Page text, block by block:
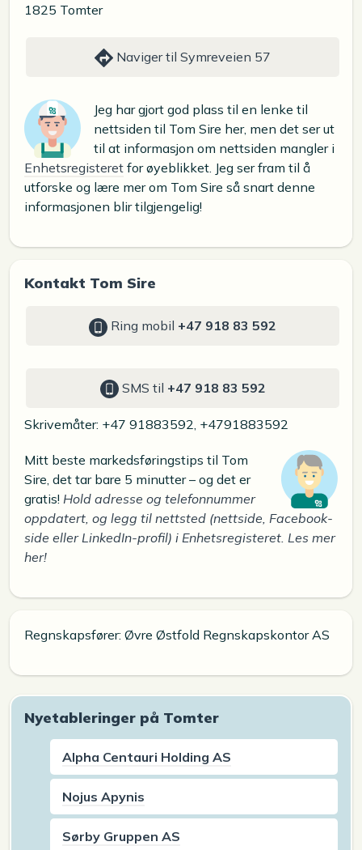
1825 Tomter
Naviger til Symreveien 57
Jeg har gjort god plass til en lenke til
nettsiden til Tom Sire her, men det ser ut
til at informasjon om nettsiden mangler i
Enhetsregisteret for øyeblikket. Jeg ser fram til å
utforske og lære mer om Tom Sire så snart denne
informasjonen blir tilgjengelig!
Kontakt Tom Sire
Ring mobil +47 918 83 592
SMS til +47 918 83 592
Skrivemåter: +47 91883592, +4791883592
Mitt beste markedsføringstips til Tom
Sire, det tar bare 5 minutter – og det er
gratis! Hold adresse og telefonnummer
oppdatert, og legg til nettsted (nettside, Facebook-
side eller LinkedIn-profil) i Enhetsregisteret. Les mer
her!
Regnskapsfører: Øvre Østfold Regnskapskontor AS
Nyetableringer på Tomter
Alpha Centauri Holding AS
Nojus Apynis
Sørby Gruppen AS